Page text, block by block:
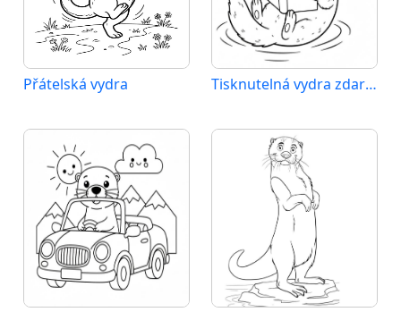
Přátelská vydra Tisknutelná vydra zdarma